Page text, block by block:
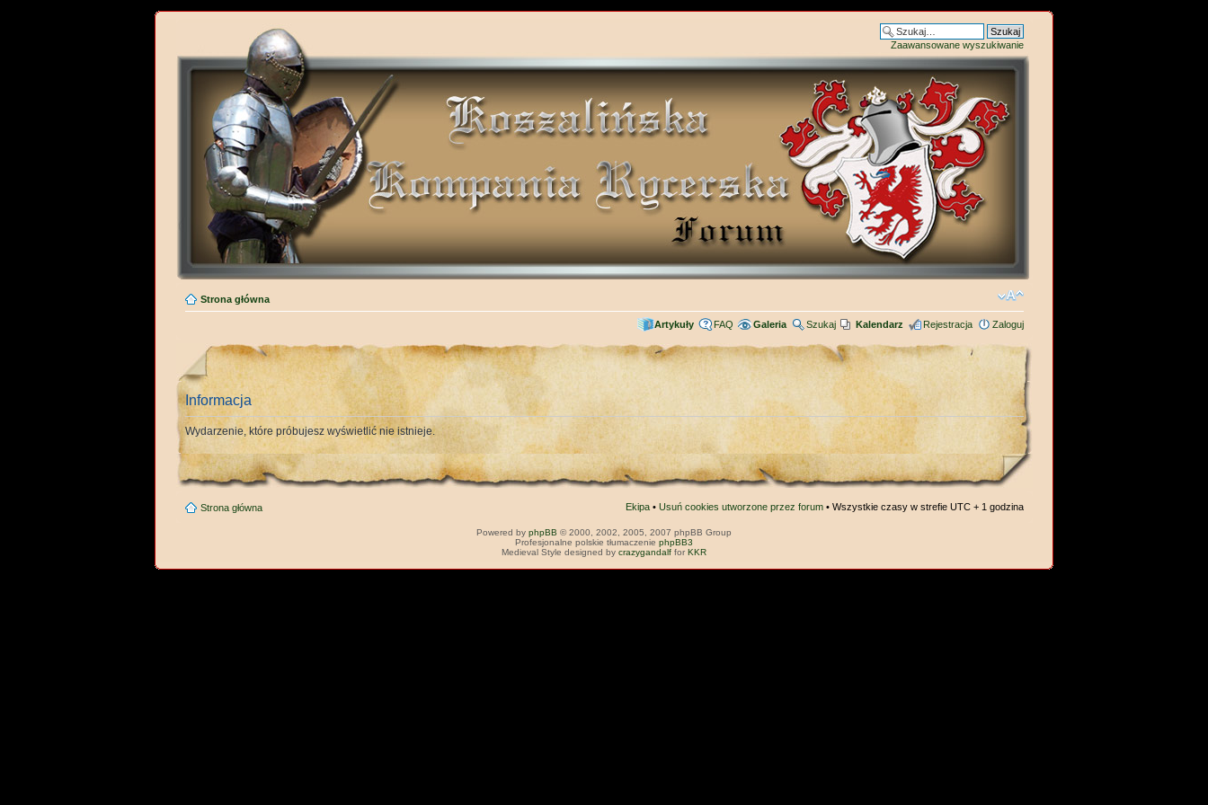
Zaawansowane wyszukiwanie
Strona główna
Artykuły FAQ Galeria Szukaj Kalendarz Rejestracja Zaloguj
Informacja
Wydarzenie, które próbujesz wyświetlić nie istnieje.
Strona główna Ekipa• Usuń cookies utworzone przez forum• Wszystkie czasy w strefie UTC + 1 godzina
Powered by phpBB © 2000, 2002, 2005, 2007 phpBB Group
Profesjonalne polskie tłumaczenie phpBB3
Medieval Style designed by crazygandalf for KKR